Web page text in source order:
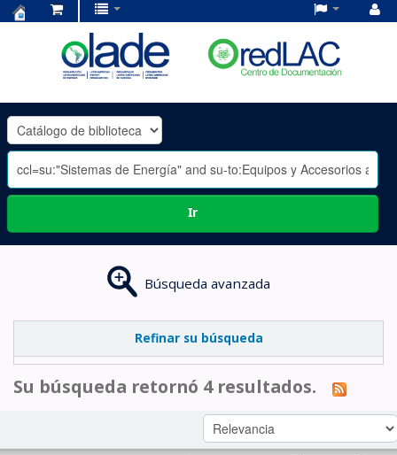
OLADE
-
Ir
Búsqueda avanzada
Refinar su búsqueda
Su búsqueda retornó 4 resultados.